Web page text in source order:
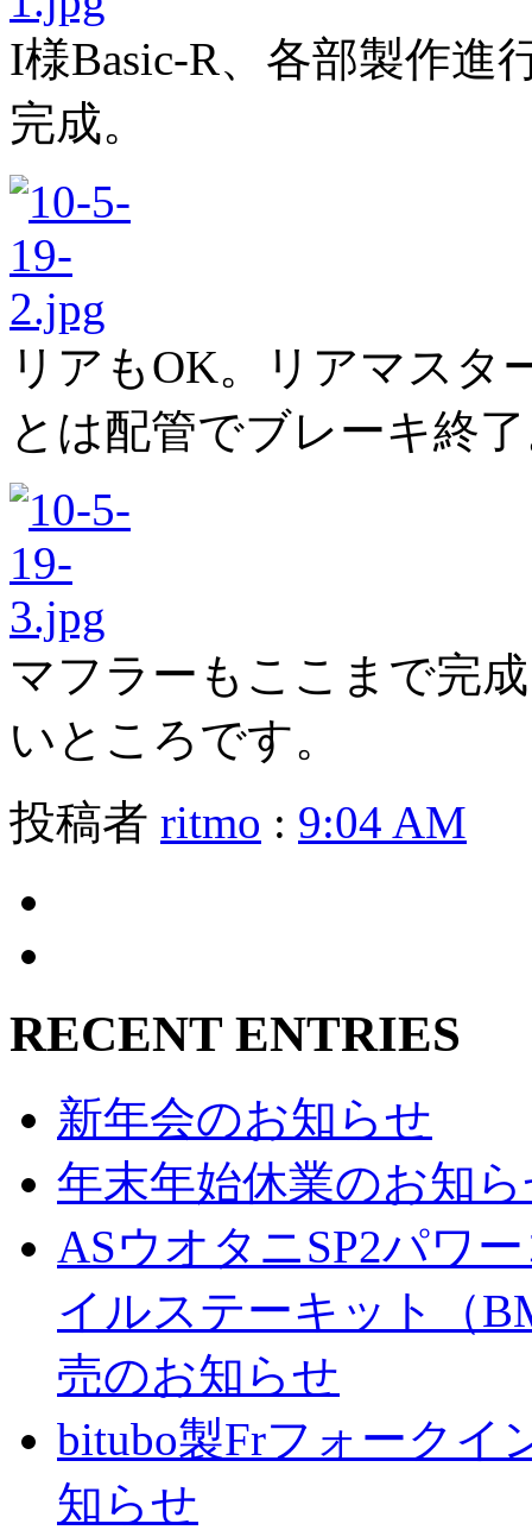
I様Basic-R、各部製作進
完成。
リアもOK。リアマスタ
とは配管でブレーキ終
マフラーもここまで完
いところです。
投稿者 ritmo : 9:04 AM
RECENT ENTRIES
新年会のお知らせ
年末年始休業のお知
ASウオタニSP2パワ
イルステーキット（
売のお知らせ
bitubo製Frフォークイ
知らせ